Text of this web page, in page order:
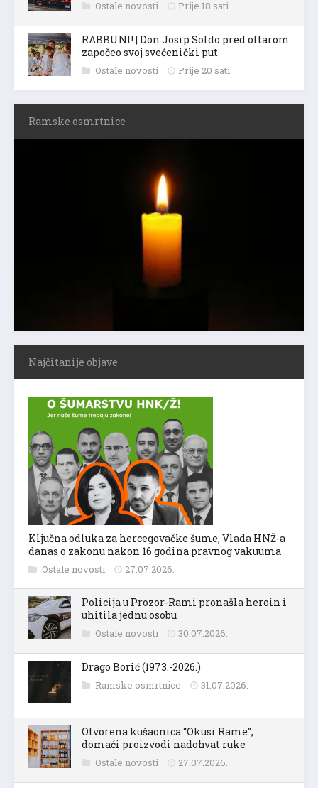
Ostale novosti Prije 18 sati
RABBUNI! | Don Josip Soldo pred oltarom
započeo svoj svećenički put
Ostale novosti Prije 20 sati
Ramske osmrtnice
Najčitanije objave
Ključna odluka za hercegovačke šume, Vlada HNŽ-a
danas o zakonu nakon 16 godina pravnog vakuuma
Ostale novosti 27.07.2026.
Policija u Prozor-Rami pronašla heroin i
uhitila jednu osobu
Ostale novosti 30.07.2026.
Drago Borić (1973.-2026.)
Ramske osmrtnice 31.07.2026.
Otvorena kušaonica “Okusi Rame”,
domaći proizvodi nadohvat ruke
Ostale novosti 27.07.2026.